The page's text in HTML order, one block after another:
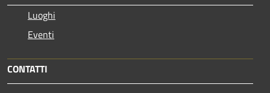
Luoghi
Eventi
CONTATTI